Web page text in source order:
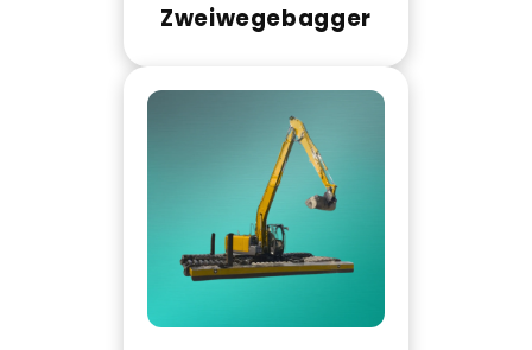
Zweiwegebagger